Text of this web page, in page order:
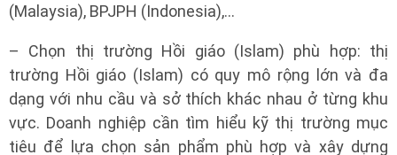
(Malaysia), BPJPH (Indonesia),…
– Chọn thị trường Hồi giáo (Islam) phù hợp: thị
trường Hồi giáo (Islam) có quy mô rộng lớn và đa
dạng với nhu cầu và sở thích khác nhau ở từng khu
vực. Doanh nghiệp cần tìm hiểu kỹ thị trường mục
tiêu để lựa chọn sản phẩm phù hợp và xây dựng
GỬI YÊU CẦU NGAY